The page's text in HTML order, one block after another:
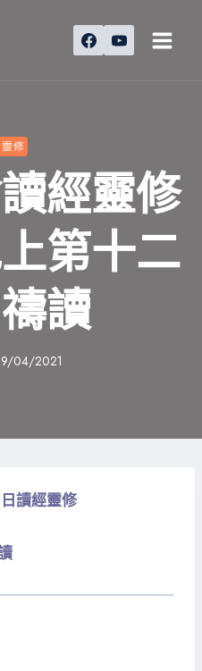
修
經靈修
第十二
讀
04/2021
讀經靈修